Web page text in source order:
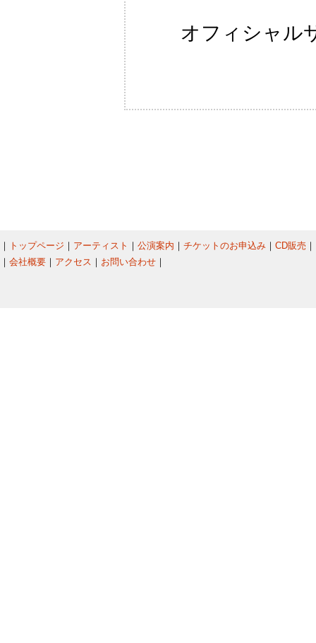
オフィシャ
｜ トップページ ｜ アーティスト ｜ 公演案内 ｜ チケットのお申込み ｜ CD販売 ｜
｜ 会社概要 ｜ アクセス ｜ お問い合わせ ｜